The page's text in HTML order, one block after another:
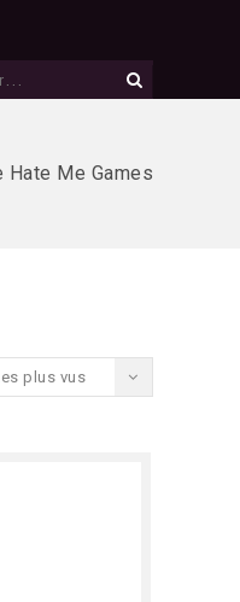
Hate Me Games
plus vus